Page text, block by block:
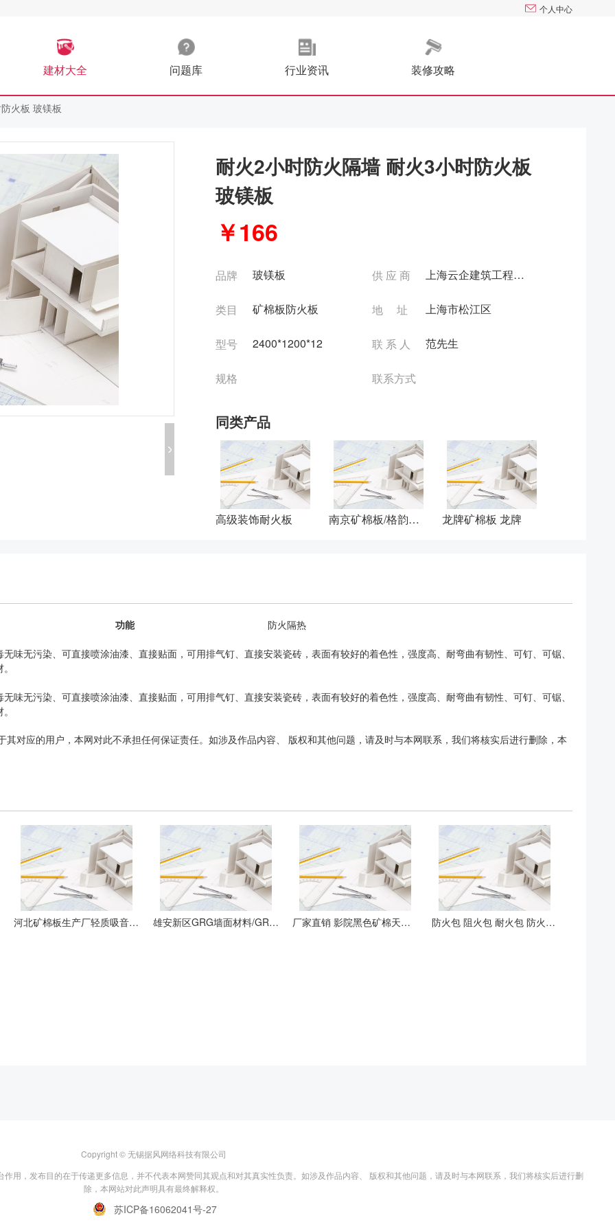
个人中心
建材大全 问题库 行业资讯 装修攻略
火板 玻镁板
耐火2小时防火隔墙 耐火3小时防火板
玻镁板
￥166
品牌 玻镁板
类目 矿棉板防火板
型号 2400*1200*12
规格
供 应 商 上海云企建筑工程有限公司
地 址 上海市松江区
联 系 人 范先生
联系方式
同类产品
高级装饰耐火板 南京矿棉板/格韵建材/龙牌矿棉板 龙牌 龙牌矿棉板 龙牌
功能 防火隔热
味无污染、可直接喷涂油漆、直接贴面，可用排气钉、直接安装瓷砖，表面有较好的着色性，强度高、耐弯曲有韧性、可钉、可锯、
味无污染、可直接喷涂油漆、直接贴面，可用排气钉、直接安装瓷砖，表面有较好的着色性，强度高、耐弯曲有韧性、可钉、可锯、
对应的用户，本网对此不承担任何保证责任。如涉及作品内容、 版权和其他问题，请及时与本网联系，我们将核实后进行删除，本
河北矿棉板生产厂轻质吸音防潮矿棉板方块 天壮 雄安新区GRG墙面材料/GRG异形墙面材料 GRG材料产品 厂家直销 影院黑色矿棉天花板 矿棉吊顶吸音板 DYBM 防火包 阻火包 耐火包 防火包带 奥达盾防火
Copyright © 无锡据风网络科技有限公司
用，发布目的在于传递更多信息，并不代表本网赞同其观点和对其真实性负责。如涉及作品内容、 版权和其他问题，请及时与本网联系，我们将核实后进行删
除，本网站对此声明具有最终解释权。
苏ICP备16062041号-27